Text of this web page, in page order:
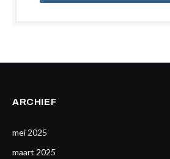
ARCHIEF
mei 2025
maart 2025